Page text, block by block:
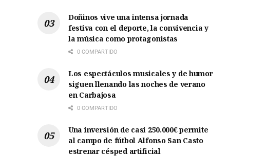
Doñinos vive una intensa jornada
festiva con el deporte, la convivencia y
la música como protagonistas
0 COMPARTIDO
Los espectáculos musicales y de humor
siguen llenando las noches de verano
en Carbajosa
0 COMPARTIDO
Una inversión de casi 250.000€ permite
al campo de fútbol Alfonso San Casto
estrenar césped artificial